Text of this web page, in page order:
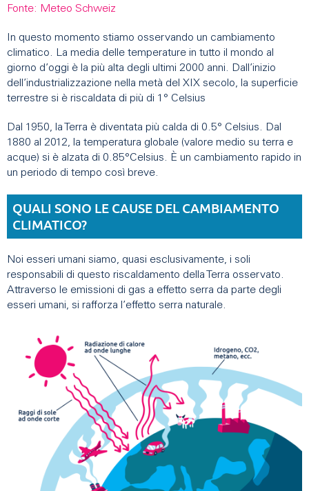
Fonte: Meteo Schweiz
In questo momento stiamo osservando un cambiamento
climatico. La media delle temperature in tutto il mondo al
giorno d’oggi è la più alta degli ultimi 2000 anni. Dall’inizio
dell’industrializzazione nella metà del XIX secolo, la superficie
terrestre si è riscaldata di più di 1° Celsius
Dal 1950, la Terra è diventata più calda di 0.5° Celsius. Dal
1880 al 2012, la temperatura globale (valore medio su terra e
acque) si è alzata di 0.85°Celsius. È un cambiamento rapido in
un periodo di tempo così breve.
QUALI SONO LE CAUSE DEL CAMBIAMENTO
CLIMATICO?
Noi esseri umani siamo, quasi esclusivamente, i soli
responsabili di questo riscaldamento della Terra osservato.
Attraverso le emissioni di gas a effetto serra da parte degli
esseri umani, si rafforza l’effetto serra naturale.